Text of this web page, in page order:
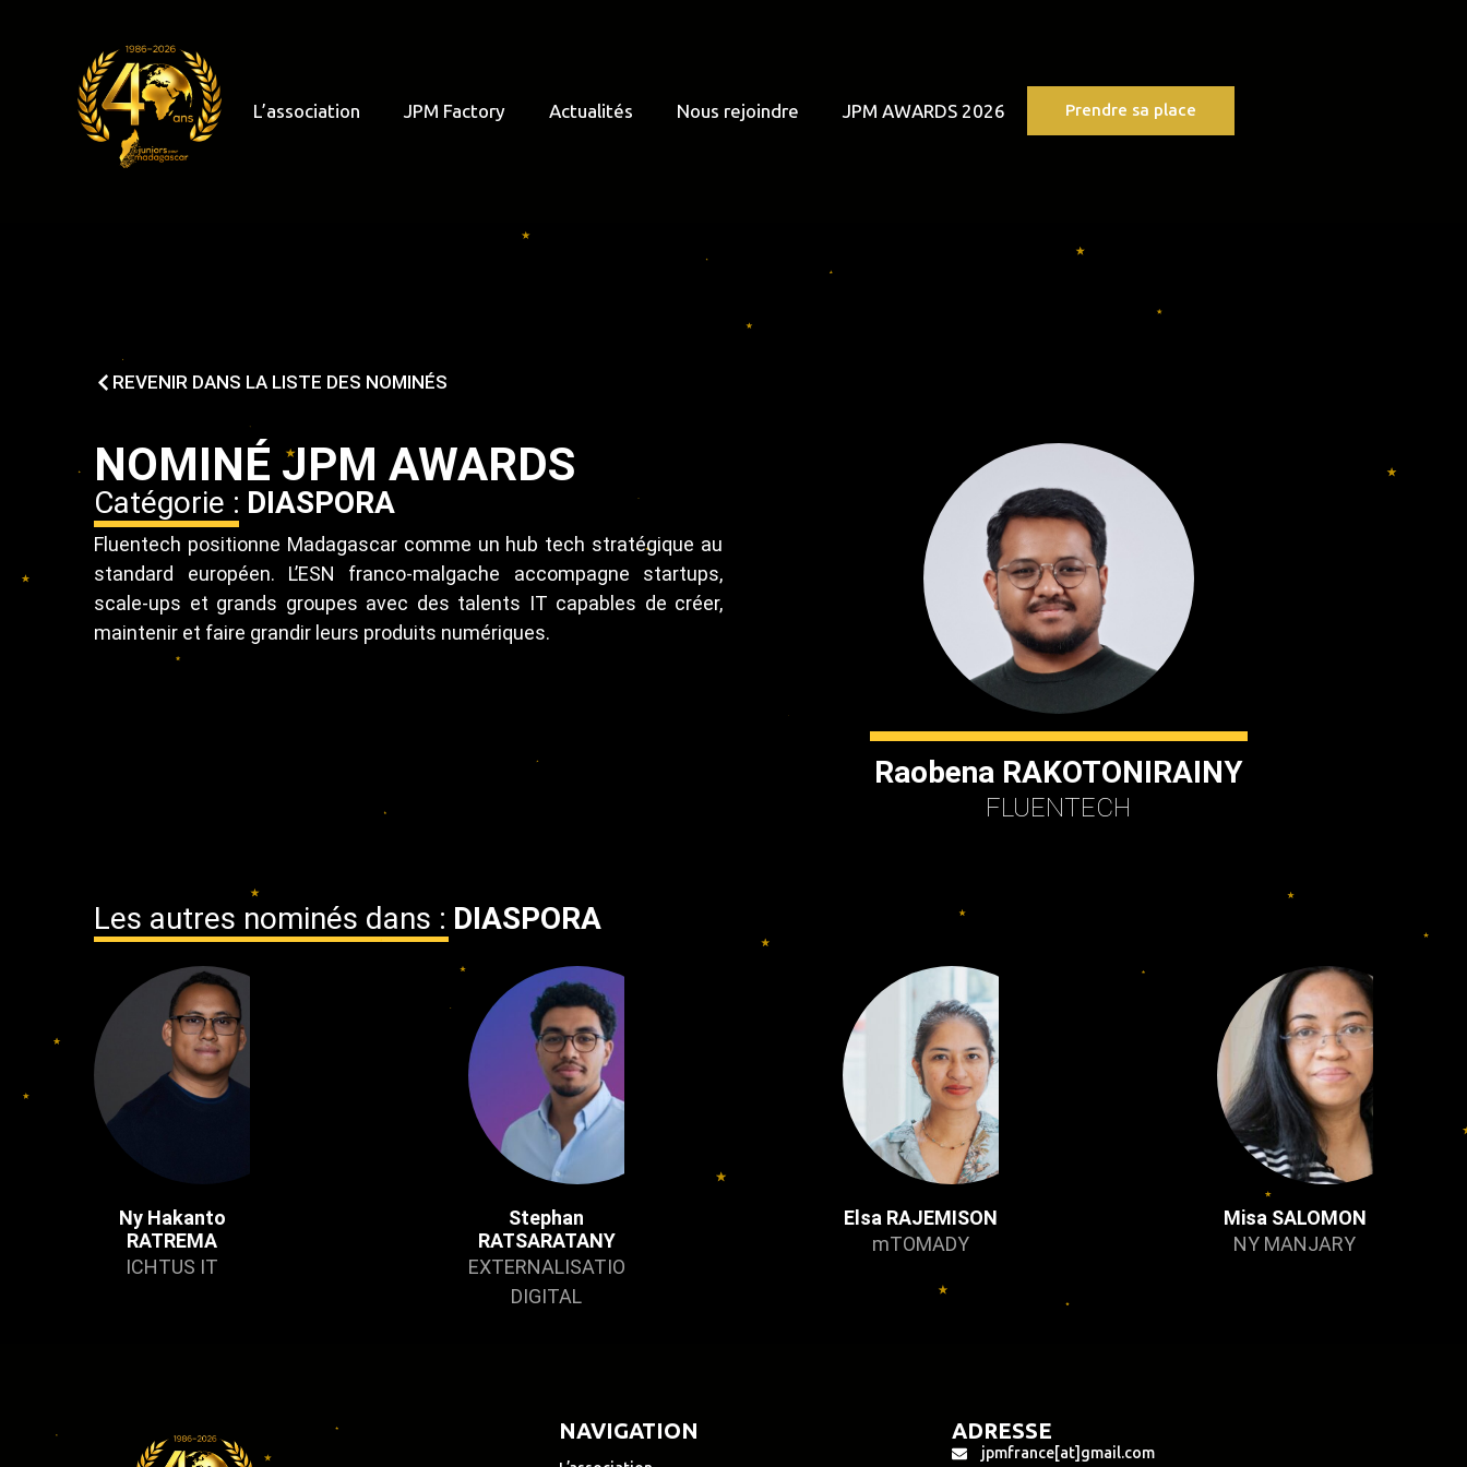
L’association JPM Factory Actualités Nous rejoindre JPM AWARDS 2026 Prendre sa place
REVENIR DANS LA LISTE DES NOMINÉS
NOMINÉ JPM AWARDS
Catégorie : DIASPORA
Fluentech positionne Madagascar comme un hub tech stratégique au
standard européen. L’ESN franco-malgache accompagne startups,
scale-ups et grands groupes avec des talents IT capables de créer,
maintenir et faire grandir leurs produits numériques.
Raobena RAKOTONIRAINY
FLUENTECH
Les autres nominés dans : DIASPORA
Ny Hakanto
RATREMA
ICHTUS IT
Stephan
RATSARATANY
EXTERNALISATION
DIGITAL
Elsa RAJEMISON
mTOMADY
Misa SALOMON
NY MANJARY
NAVIGATION ADRESSE
jpmfrance[at]gmail.com